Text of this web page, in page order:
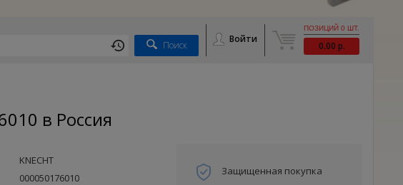
Поиск
Войти
ПОЗИЦИЙ 0 ШТ.
0.00 р.
в Россия
KNECHT
000050176010
Защищенная покупка